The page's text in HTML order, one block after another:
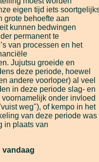
eigen tijd iets
grote behoefte aan
kunnen bedwingen
permanent te
van processen en het
Jujutsu groeide en
deze periode, hoewel
andere voorloper) al veel
in deze periode slag- en
onder invloed
weg"), of kempo in het
van deze periode was
in plaats van
vandaag